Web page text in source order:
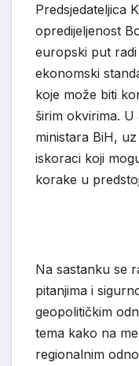
Predsjedateljica
opredijeljenost
europski put
ekonomski
koje može biti
širim okvirima.
ministara BiH,
iskoraci koji
korake u
Na sastanku se
pitanjima i
geopolitičkim
tema kako na
regionalnim